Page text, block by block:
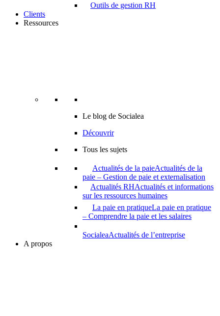
Outils de gestion RH
Clients
Ressources
Le blog de Socialea
Découvrir
Tous les sujets
Actualités de la paieActualités de la
paie – Gestion de paie et externalisation
Actualités RHActualités et informations
sur les ressources humaines
La paie en pratiqueLa paie en pratique
– Comprendre la paie et les salaires
SocialeaActualités de l’entreprise
A propos